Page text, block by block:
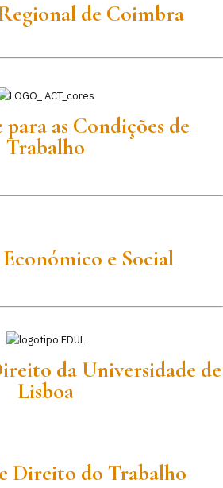
de Coimbra
as Condições de
Trabalho
e Social
da Universidade de
Lisboa
Direito do Trabalho